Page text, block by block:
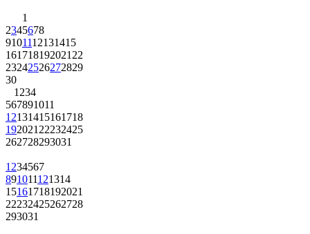
1
2345678
9101112131415
161718192021 22
23242526272829
30
1 234
567891011
12131415161718
192021 22232425
262728293031
1 234567
891011121314
15161718192021
22232425262728
293031